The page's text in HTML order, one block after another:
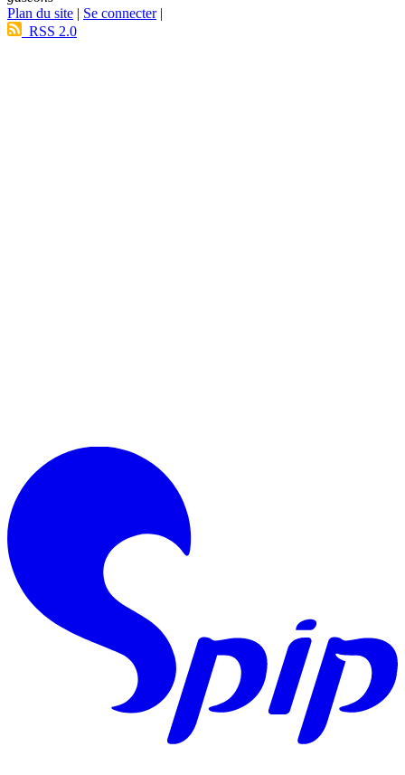
Plan du site | Se connecter|
RSS 2.0